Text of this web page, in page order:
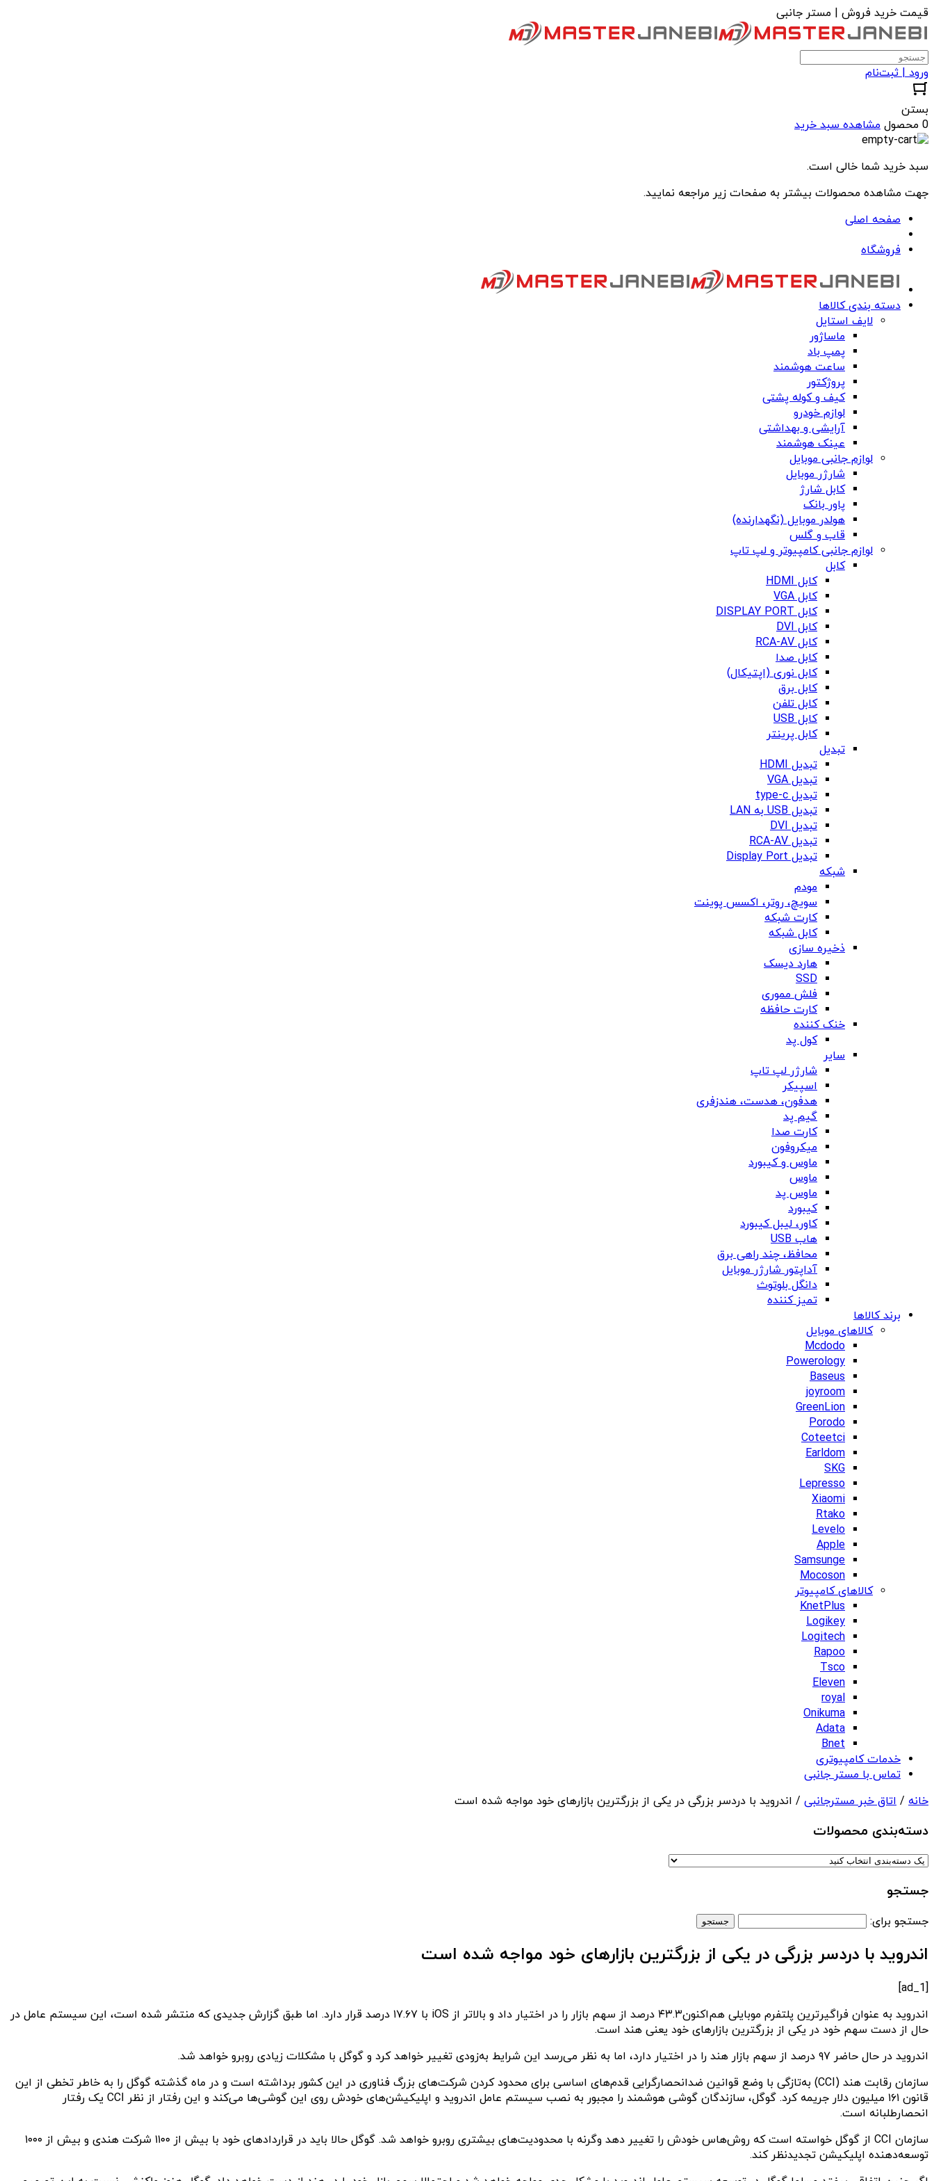
قیمت خرید فروش | مستر جانبی
ورود | ثبت‌نام
بستن
0 محصول
مشاهده سبد خرید
سبد خرید شما خالی است.
جهت مشاهده محصولات بیشتر به صفحات زیر مراجعه نمایید.
صفحه اصلی
فروشگاه
دسته بندی کالاها
لایف استایل
ماساژور
پمپ باد
ساعت هوشمند
پروژکتور
کیف و کوله پشتی
لوازم خودرو
آرایشی و بهداشتی
عینک هوشمند
لوازم جانبی موبایل
شارژر موبایل
کابل شارژ
پاور بانک
هولدر موبایل (نگهدارنده)
قاب و گلس
لوازم جانبی کامپیوتر و لپ تاپ
کابل
کابل HDMI
کابل VGA
کابل DISPLAY PORT
کابل DVI
کابل RCA-AV
کابل صدا
کابل نوری (اپتیکال)
کابل برق
کابل تلفن
کابل USB
کابل پرینتر
تبدیل
تبدیل HDMI
تبدیل VGA
تبدیل type-c
تبدیل USB به LAN
تبدیل DVI
تبدیل RCA-AV
تبدیل Display Port
شبکه
مودم
سویچ، روتر، اکسس پوینت
کارت شبکه
کابل شبکه
ذخیره سازی
هارد دیسک
SSD
فلش مموری
کارت حافظه
خنک کننده
کول پد
سایر
شارژر لپ تاپ
اسپیکر
هدفون، هدست، هندزفری
گیم پد
کارت صدا
میکروفون
ماوس و کیبورد
ماوس
ماوس پد
کیبورد
کاور، لیبل کیبورد
هاب USB
محافظ، چند راهی برق
آداپتور شارژر موبایل
دانگل بلوتوث
تمیز کننده
برند کالاها
کالاهای موبایل
Mcdodo
Powerology
Baseus
joyroom
GreenLion
Porodo
Coteetci
Earldom
SKG
Lepresso
Xiaomi
Rtako
Levelo
Apple
Samsunge
Mocoson
کالاهای کامپیوتر
KnetPlus
Logikey
Logitech
Rapoo
Tsco
Eleven
royal
Onikuma
Adata
Bnet
خدمات کامپیوتری
تماس با مستر جانبی
خانه / اتاق خبر مسترجانبی / اندروید با دردسر بزرگی در یکی از بزرگترین بازارهای خود مواجه شده است
دسته‌بندی‌ محصولات
جستجو
جستجو برای:
اندروید با دردسر بزرگی در یکی از بزرگترین بازارهای خود مواجه شده است
[ad_1]
اندروید به عنوان فراگیرترین پلتفرم موبایلی هم‌اکنون‌۴۳.۳ درصد از سهم بازار را در اختیار داد و بالاتر از iOS با ۱۷.۶۷ درصد قرار دارد. اما طبق گزارش جدیدی که منتشر شده است، این سیستم عامل در
حال از دست سهم خود در یکی از بزرگترین بازارهای خود یعنی هند است.
اندروید در حال حاضر ۹۷ درصد از سهم بازار هند را در اختیار دارد، اما به نظر می‌رسد این شرایط به‌زودی تغییر خواهد کرد و گوگل با مشکلات زیادی روبرو خواهد شد. ‌
سازمان رقابت هند (CCI) به‌تازگی با وضع قوانین ضدانحصارگرایی قدم‌های اساسی برای محدود کردن شرکت‌های بزرگ فناوری در این کشور برداشته است و در ماه گذشته گوگل را به خاطر تخطی از این
قانون ۱۶۱ میلیون دلار جریمه کرد. گوگل، سازندگان گوشی هوشمند را مجبور به نصب سیستم عامل اندروید و اپلیکیشن‌های خودش روی این گوشی‌ها می‌کند و این رفتار از نظر CCI یک رفتار
انحصارطلبانه است.
سازمان CCI از گوگل خواسته است که روش‌هاس خودش را تغییر دهد وگرنه با محدودیت‌های بیشتری روبرو خواهد شد. گوگل حالا باید در قراردادهای خود با بیش از ۱۱۰۰ شرکت هندی و بیش از ۱۰۰۰
توسعه‌دهنده اپلیکیشن تجدیدنظر کند.